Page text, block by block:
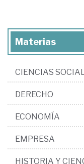
Materias
CIENCIAS
DERECHO
ECONOMÍA
EMPRESA
HISTORIA Y